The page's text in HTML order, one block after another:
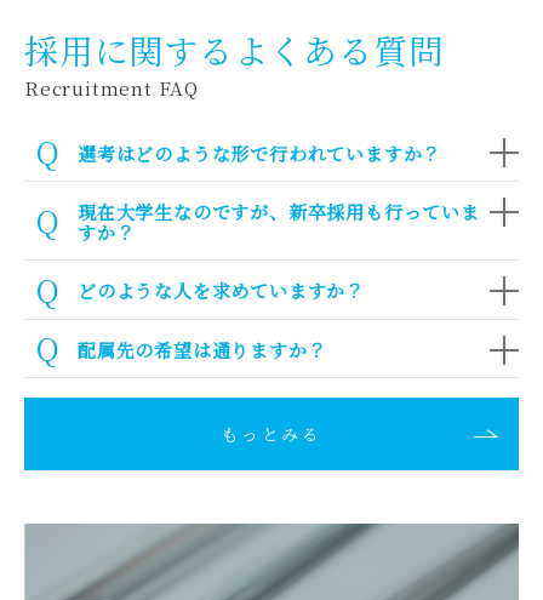
採用に関するよくある質問
Recruitment FAQ
選考はどのような形で行われていますか？
現在大学生なのですが、新卒採用も行っていま
すか？
どのような人を求めていますか？
配属先の希望は通りますか？
もっとみる